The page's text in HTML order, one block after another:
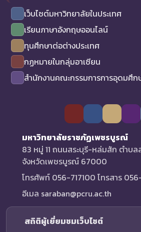
เว็บไซต์มหาวิทยาลัยในประเทศ
เรียนภาษาอังกฤษออนไลน์
ทุนศึกษาต่อต่างประเทศ
กฏหมายในกลุ่มอาเซียน
สำนักงานคณะกรรมการการอุดมศึก
มหาวิทยาลัยราชภัฏเพชรบูรณ์
83 หมู่ 11 ถนนสระบุรี-หล่มสัก ตำบล
จังหวัดเพชรบูรณ์ 67000
โทรศัพท์ 056-717100 โทรสาร 056-
อีเมล saraban@pcru.ac.th
สถิติผู้เยี่ยมชมเว็บไซต์